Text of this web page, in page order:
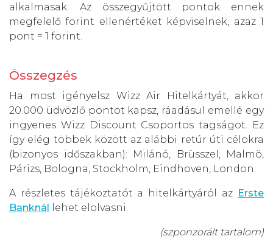
alkalmasak. Az összegyűjtött pontok ennek
megfelelő forint ellenértéket képviselnek, azaz 1
pont = 1 forint.
Összegzés
Ha most igényelsz Wizz Air Hitelkártyát, akkor
20.000 üdvözlő pontot kapsz, ráadásul emellé egy
ingyenes Wizz Discount Csoportos tagságot. Ez
így elég többek között az alábbi retúr úti célokra
(bizonyos időszakban): Milánó, Brüsszel, Malmö,
Párizs, Bologna, Stockholm, Eindhoven, London.
A részletes tájékoztatót a hitelkártyáról az Erste
Banknál lehet elolvasni.
(szponzorált tartalom)